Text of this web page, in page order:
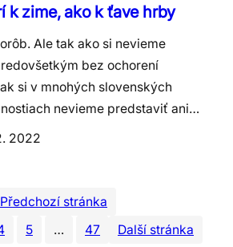
k zime, ako k ťave hrby
Ale tak ako si nevieme
bez ochorení
si v mnohých slovenských
nevieme predstaviť ani…
2022
Předchozí stránka
5 … 47 Další stránka